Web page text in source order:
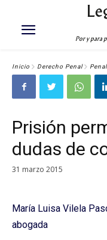
Por y para
Inicio Derecho Penal Penal
Prisión
dudas de
31 marzo 2015
María Luisa Vilela
abogada